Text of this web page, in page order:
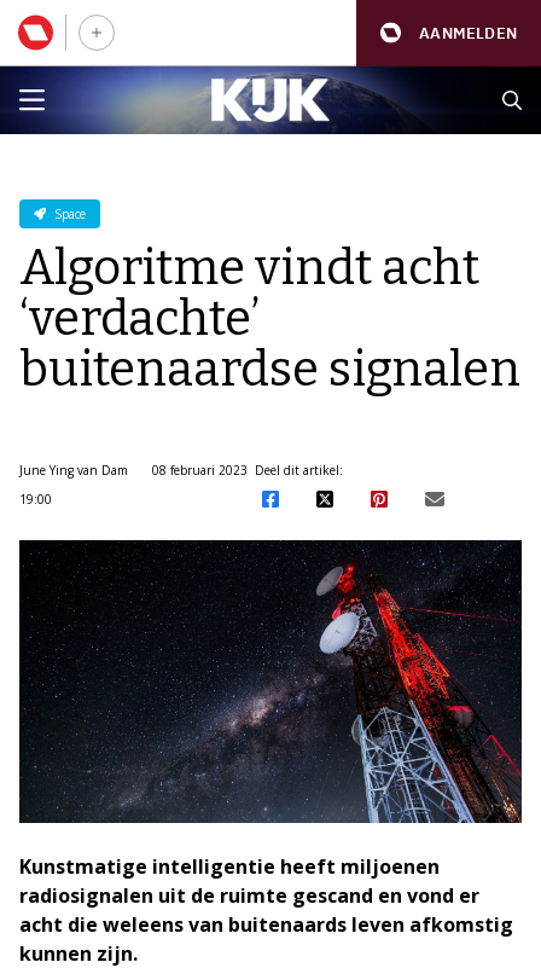
AANMELDEN
Space
Algoritme vindt acht
‘verdachte’
buitenaardse signalen
June Ying van Dam
08 februari 2023
19:00
Deel dit artikel:
Kunstmatige intelligentie heeft miljoenen
radiosignalen uit de ruimte gescand en vond er
acht die weleens van buitenaards leven afkomstig
kunnen zijn.